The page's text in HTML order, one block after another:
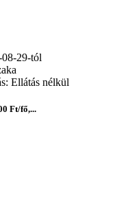
08-29-tól
Ellátás nélkül
Ft/fő,...